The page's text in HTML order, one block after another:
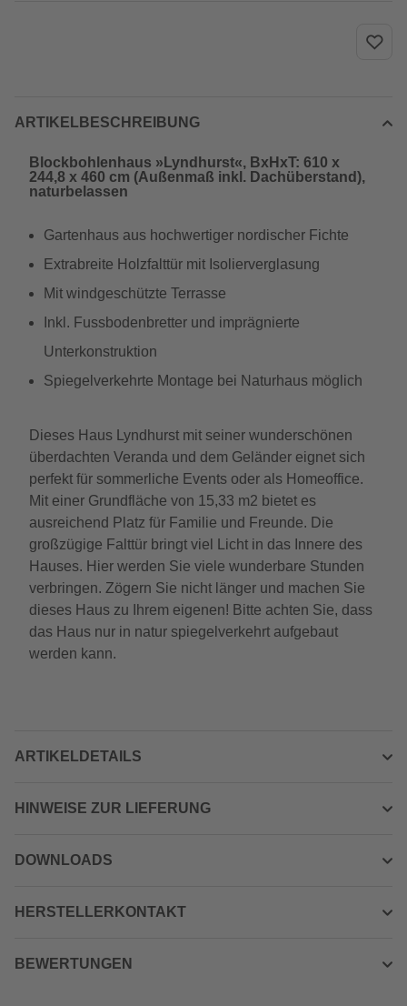
ARTIKELBESCHREIBUNG
Blockbohlenhaus »Lyndhurst«, BxHxT: 610 x
244,8 x 460 cm (Außenmaß inkl. Dachüberstand),
naturbelassen
Gartenhaus aus hochwertiger nordischer Fichte
Extrabreite Holzfalttür mit Isolierverglasung
Mit windgeschützte Terrasse
Inkl. Fussbodenbretter und imprägnierte
Unterkonstruktion
Spiegelverkehrte Montage bei Naturhaus möglich
Dieses Haus Lyndhurst mit seiner wunderschönen
überdachten Veranda und dem Geländer eignet sich
perfekt für sommerliche Events oder als Homeoffice.
Mit einer Grundfläche von 15,33 m2 bietet es
ausreichend Platz für Familie und Freunde. Die
großzügige Falttür bringt viel Licht in das Innere des
Hauses. Hier werden Sie viele wunderbare Stunden
verbringen. Zögern Sie nicht länger und machen Sie
dieses Haus zu Ihrem eigenen! Bitte achten Sie, dass
das Haus nur in natur spiegelverkehrt aufgebaut
werden kann.
ARTIKELDETAILS
HINWEISE ZUR LIEFERUNG
DOWNLOADS
HERSTELLERKONTAKT
BEWERTUNGEN